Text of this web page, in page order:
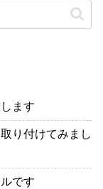
ます
り付けてみまし
です